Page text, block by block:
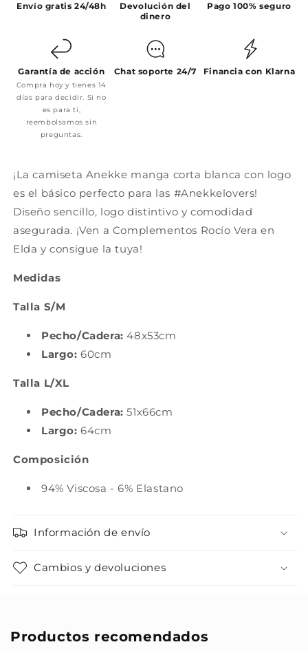
Envío gratis 24/48h
Devolución del
dinero
Pago 100% seguro
Garantía de acción
Compra hoy y tienes 14
días para decidir. Si no
es para ti,
reembolsamos sin
preguntas.
Chat soporte 24/7 Financia con Klarna
¡La camiseta Anekke manga corta blanca con logo
es el básico perfecto para las #Anekkelovers!
Diseño sencillo, logo distintivo y comodidad
asegurada. ¡Ven a Complementos Rocío Vera en
Elda y consigue la tuya!
Medidas
Talla S/M
Pecho/Cadera:48x53cm
Largo:60cm
Talla L/XL
Pecho/Cadera:51x66cm
Largo:64cm
Composición
94% Viscosa - 6% Elastano
Información de envío
Cambios y devoluciones
Productos recomendados